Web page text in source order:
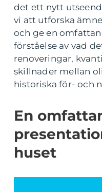
det ett nytt
vi att utforska
och ge en
förståelse av vad
renoveringar,
skillnader mellan
historiska för- och
En
huset